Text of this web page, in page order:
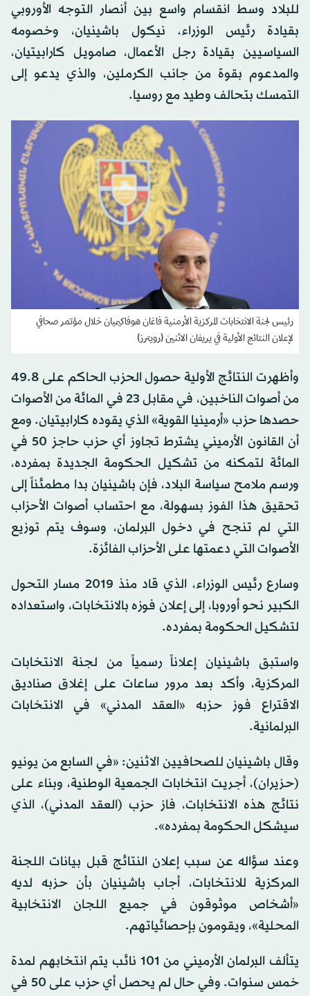
للبلاد وسط انقسام واسع بين أنصار التوجه الأوروبي
بقيادة رئيس الوزراء، نيكول باشينيان، وخصومه
السياسيين بقيادة رجل الأعمال، صامويل كارابيتيان،
والمدعوم بقوة من جانب الكرملين، والذي يدعو إلى
التمسك بتحالف وطيد مع روسيا.
رئيس لجنة الانتخابات المركزية الأرمنية فاغان هوفاكيميان خلال مؤتمر صحافي
لإعلان النتائج الأولية في يريفان الاثنين (رويترز)
وأظهرت النتائج الأولية حصول الحزب الحاكم على 49.8
من أصوات الناخبين، في مقابل 23 في المائة من الأصوات
حصدها حزب «أرمينيا القوية» الذي يقوده كارابيتيان. ومع
أن القانون الأرميني يشترط تجاوز أي حزب حاجز 50 في
المائة لتمكنه من تشكيل الحكومة الجديدة بمفرده،
ورسم ملامح سياسة البلاد، فإن باشينيان بدا مطمئناً إلى
تحقيق هذا الفوز بسهولة، مع احتساب أصوات الأحزاب
التي لم تنجح في دخول البرلمان، وسوف يتم توزيع
الأصوات التي دعمتها على الأحزاب الفائزة.
وسارع رئيس الوزراء، الذي قاد منذ 2019 مسار التحول
الكبير نحو أوروبا، إلى إعلان فوزه بالانتخابات، واستعداده
لتشكيل الحكومة بمفرده.
واستبق باشينيان إعلاناً رسمياً من لجنة الانتخابات
المركزية، وأكد بعد مرور ساعات على إغلاق صناديق
الاقتراع فوز حزبه «العقد المدني» في الانتخابات
البرلمانية.
وقال باشينيان للصحافيين الاثنين: «في السابع من يونيو
(حزيران)، أجريت انتخابات الجمعية الوطنية، وبناء على
نتائج هذه الانتخابات، فاز حزب (العقد المدني)، الذي
سيشكل الحكومة بمفرده».
وعند سؤاله عن سبب إعلان النتائج قبل بيانات اللجنة
المركزية للانتخابات، أجاب باشينيان بأن حزبه لديه
«أشخاص موثوقون في جميع اللجان الانتخابية
المحلية»، ويقومون بإحصائياتهم.
يتألف البرلمان الأرميني من 101 نائب يتم انتخابهم لمدة
خمس سنوات. وفي حال لم يحصل أي حزب على 50 في